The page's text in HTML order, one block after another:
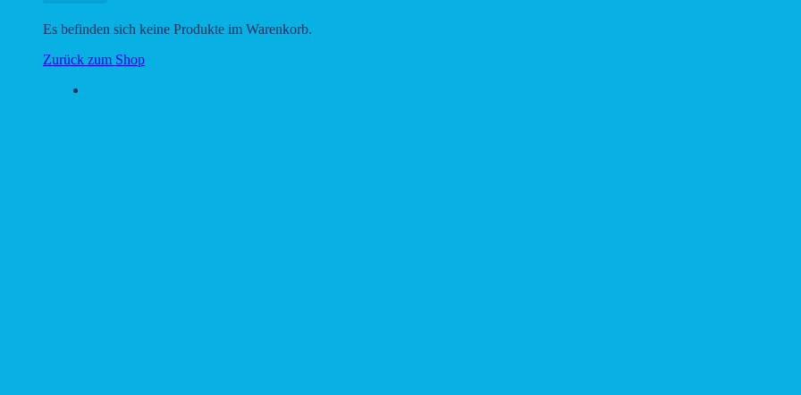
Es befinden sich keine Produkte im Warenkorb.
Zurück zum Shop